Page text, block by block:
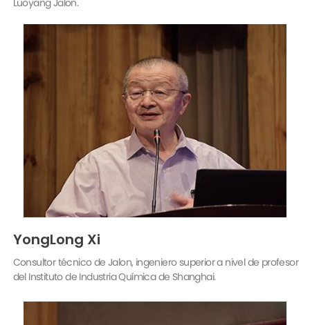
YongLong Xi
Consultor técnico de Jalon, ingeniero superior a nivel de profesor
del Instituto de Industria Química de Shanghai.